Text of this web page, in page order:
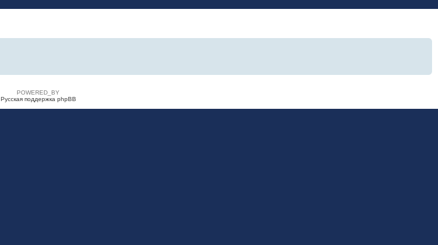
POWERED_BY
Русская поддержка phpBB